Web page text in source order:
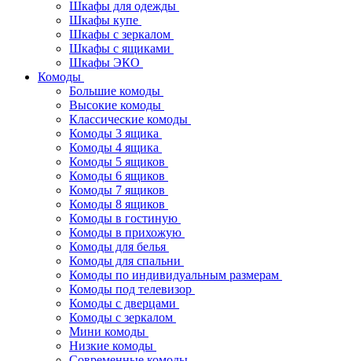
Шкафы для одежды
Шкафы купе
Шкафы с зеркалом
Шкафы с ящиками
Шкафы ЭКО
Комоды
Большие комоды
Высокие комоды
Классические комоды
Комоды 3 ящика
Комоды 4 ящика
Комоды 5 ящиков
Комоды 6 ящиков
Комоды 7 ящиков
Комоды 8 ящиков
Комоды в гостиную
Комоды в прихожую
Комоды для белья
Комоды для спальни
Комоды по индивидуальным размерам
Комоды под телевизор
Комоды с дверцами
Комоды с зеркалом
Мини комоды
Низкие комоды